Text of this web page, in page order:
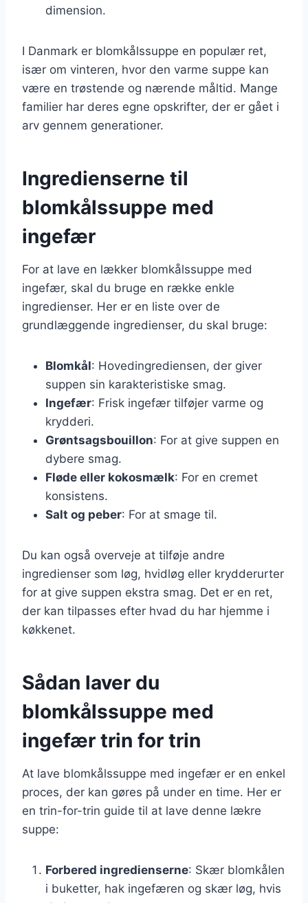
dimension.
I Danmark er blomkålssuppe en populær ret,
især om vinteren, hvor den varme suppe kan
være en trøstende og nærende måltid. Mange
familier har deres egne opskrifter, der er gået i
arv gennem generationer.
Ingredienserne til
blomkålssuppe med
ingefær
For at lave en lækker blomkålssuppe med
ingefær, skal du bruge en række enkle
ingredienser. Her er en liste over de
grundlæggende ingredienser, du skal bruge:
Blomkål: Hovedingrediensen, der giver
suppen sin karakteristiske smag.
Ingefær: Frisk ingefær tilføjer varme og
krydderi.
Grøntsagsbouillon: For at give suppen en
dybere smag.
Fløde eller kokosmælk: For en cremet
konsistens.
Salt og peber: For at smage til.
Du kan også overveje at tilføje andre
ingredienser som løg, hvidløg eller krydderurter
for at give suppen ekstra smag. Det er en ret,
der kan tilpasses efter hvad du har hjemme i
køkkenet.
Sådan laver du
blomkålssuppe med
ingefær trin for trin
At lave blomkålssuppe med ingefær er en enkel
proces, der kan gøres på under en time. Her er
en trin-for-trin guide til at lave denne lækre
suppe:
Forbered ingredienserne: Skær blomkålen
i buketter, hak ingefæren og skær løg, hvis